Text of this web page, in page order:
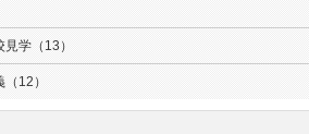
学（13）
12）